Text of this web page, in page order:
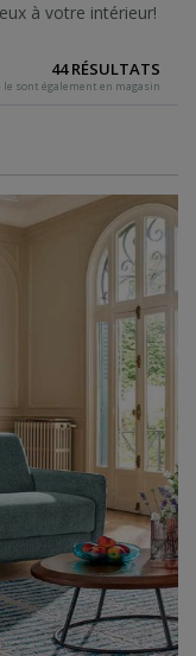
à votre intérieur!
44 RÉSULTATS
sont également en magasin